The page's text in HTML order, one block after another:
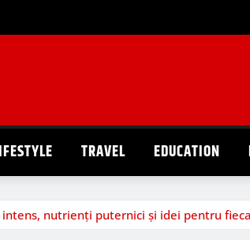
TRAVEL EDUCATION
nutrienți puternici și idei pentru